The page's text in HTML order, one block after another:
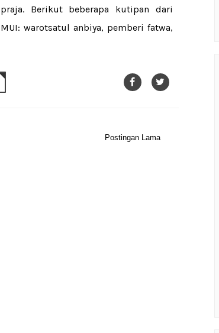
Berikut beberapa kutipan dari
warotsatul anbiya, pemberi fatwa,
Postingan Lama